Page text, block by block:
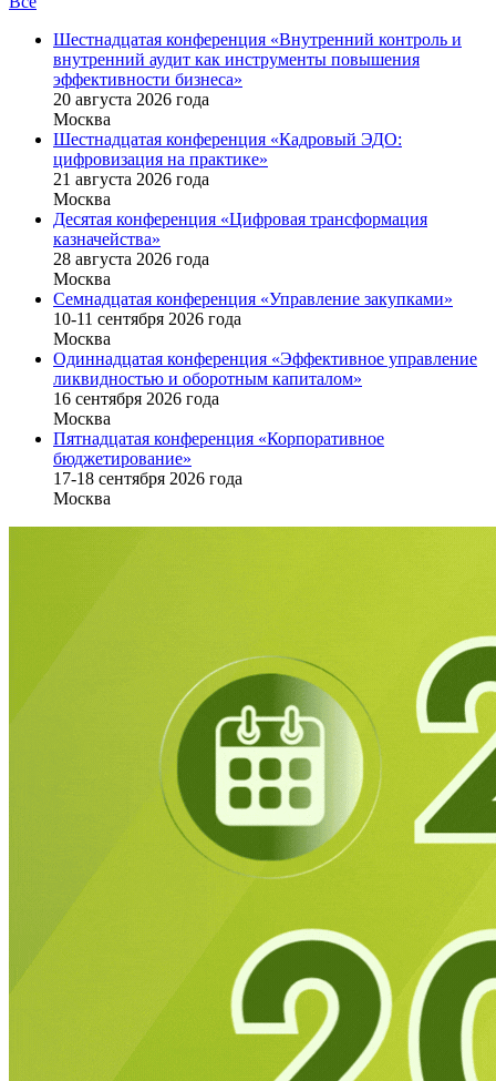
Шестнадцатая конференция «Внутренний контроль и
внутренний аудит как инструменты повышения
эффективности бизнеса»
20 августа 2026 года
Москва
Шестнадцатая конференция «Кадровый ЭДО:
цифровизация на практике»
21 августа 2026 года
Москва
Десятая конференция «Цифровая трансформация
казначейства»
28 августа 2026 года
Москва
Семнадцатая конференция «Управление закупками»
10-11 сентября 2026 года
Москва
Одиннадцатая конференция «Эффективное управление
ликвидностью и оборотным капиталом»
16 cентября 2026 года
Москва
Пятнадцатая конференция «Корпоративное
бюджетирование»
17-18 сентября 2026 года
Москва